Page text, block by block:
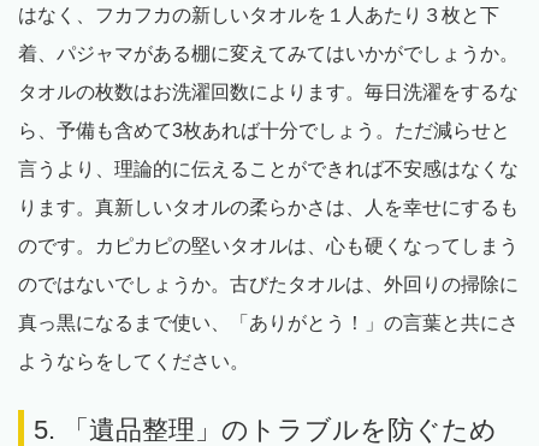
はなく、フカフカの新しいタオルを１人あたり３枚と下
着、パジャマがある棚に変えてみてはいかがでしょうか。
タオルの枚数はお洗濯回数によります。毎日洗濯をするな
ら、予備も含めて3枚あれば十分でしょう。ただ減らせと
言うより、理論的に伝えることができれば不安感はなくな
ります。真新しいタオルの柔らかさは、人を幸せにするも
のです。カピカピの堅いタオルは、心も硬くなってしまう
のではないでしょうか。古びたタオルは、外回りの掃除に
真っ黒になるまで使い、「ありがとう！」の言葉と共にさ
ようならをしてください。
5. 「遺品整理」のトラブルを防ぐため